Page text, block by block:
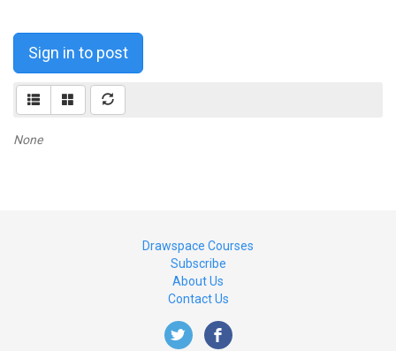
Sign in to post
None
Drawspace Courses
Subscribe
About Us
Contact Us